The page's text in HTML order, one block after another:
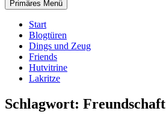
Primäres Menü
Start
Blogtüren
Dings und Zeug
Friends
Hutvitrine
Lakritze
Schlagwort: Freundschaft